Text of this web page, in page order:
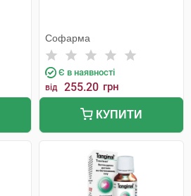
Софарма
Є в наявності
від 255.20 грн
КУПИТИ